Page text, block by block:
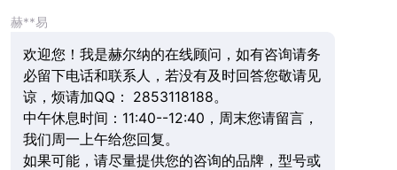
赫**易
欢迎您！我是赫尔纳的在线顾问，如有咨询请务
必留下电话和联系人，若没有及时回答您敬请见
谅，烦请加QQ： 2853118188。
中午休息时间：11:40--12:40，周末您请留言，
我们周一上午给您回复。
如果可能，请尽量提供您的咨询的品牌，型号或